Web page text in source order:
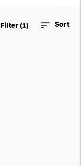
Filter (1) sort Sort